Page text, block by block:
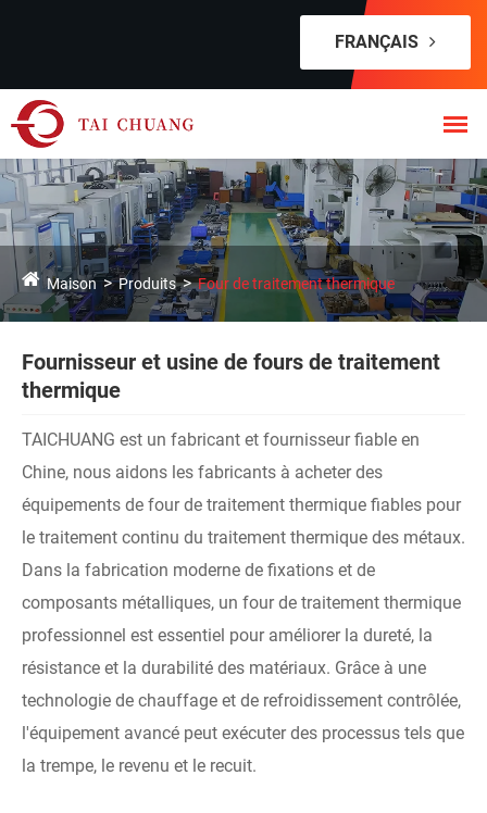
FRANÇAIS
Maison Produits Four de traitement thermique
Fournisseur et usine de fours de traitement
thermique
TAICHUANG est un fabricant et fournisseur fiable en
Chine, nous aidons les fabricants à acheter des
équipements de four de traitement thermique fiables pour
le traitement continu du traitement thermique des métaux.
Dans la fabrication moderne de fixations et de
composants métalliques, un four de traitement thermique
professionnel est essentiel pour améliorer la dureté, la
résistance et la durabilité des matériaux. Grâce à une
technologie de chauffage et de refroidissement contrôlée,
l'équipement avancé peut exécuter des processus tels que
la trempe, le revenu et le recuit.